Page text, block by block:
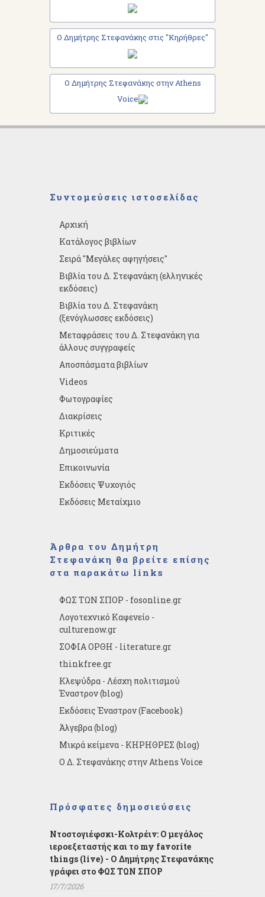
Ο Δημήτρης Στεφανάκης στις "Κηρήθρες"
Ο Δημήτρης Στεφανάκης στην Athens
Voice
Συντομεύσεις ιστοσελίδας
Αρχική
Κατάλογος βιβλίων
Σειρά "Μεγάλες αφηγήσεις"
Βιβλία του Δ. Στεφανάκη (ελληνικές
εκδόσεις)
Βιβλία του Δ. Στεφανάκη
(ξενόγλωσσες εκδόσεις)
Μεταφράσεις του Δ. Στεφανάκη για
άλλους συγγραφείς
Αποσπάσματα βιβλίων
Videos
Φωτογραφίες
Διακρίσεις
Κριτικές
Δημοσιεύματα
Επικοινωνία
Εκδόσεις Ψυχογιός
Εκδόσεις Μεταίχμιο
Άρθρα του Δημήτρη
Στεφανάκη θα βρείτε επίσης
στα παρακάτω links
ΦΩΣ ΤΩΝ ΣΠΟΡ - fosonline.gr
Λογοτεχνικό Καφενείο -
culturenow.gr
ΣΟΦΙΑ ΟΡΘΗ - literature.gr
thinkfree.gr
Κλεψύδρα - Λέσχη πολιτισμού
Έναστρον (blog)
Εκδόσεις Έναστρον (Facebook)
Άλγεβρα (blog)
Μικρά κείμενα - ΚΗΡΗΘΡΕΣ (blog)
Ο Δ. Στεφανάκης στην Athens Voice
Πρόσφατες δημοσιεύσεις
Ντοστογιέφσκι-Κολτρέιν: Ο μεγάλος
ιεροεξεταστής και το my favorite
things (live) - Ο Δημήτρης Στεφανάκης
γράφει στο ΦΩΣ ΤΩΝ ΣΠΟΡ
17/7/2026